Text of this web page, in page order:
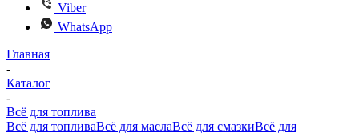
Viber
WhatsApp
Главная
-
Каталог
-
Всё для топлива
Всё для топливаВсё для маслаВсё для смазкиВсё для